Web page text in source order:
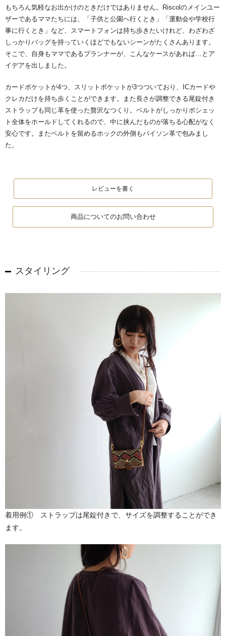
もちろん気軽なお出かけのときだけではありません。Riscolのメインユー
ザーであるママたちには、「子供と公園へ行くとき」「運動会や学校行
事に行くとき」など、スマートフォンは持ち歩きたいけれど、わざわざ
しっかりバッグを持っていくほどでもないシーンがたくさんあります。
そこで、自身もママであるプランナーが、こんなケースがあれば…とア
イデアを出しました。
カードポケットが4つ、スリットポケットが3つついており、ICカードや
クレカだけを持ち歩くことができます。また長さが調整できる尾錠付き
ストラップも同じ革を使った贅沢なつくり。ベルトがしっかりポシェッ
ト全体をホールドしてくれるので、中に挟んだものが落ちる心配がなく
安心です。またベルトを留めるホックの外側もパイソン革で包みまし
た。
レビューを書く
商品についてのお問い合わせ
スタイリング
着用例① ストラップは尾錠付きで、サイズを調整することができ
ます。